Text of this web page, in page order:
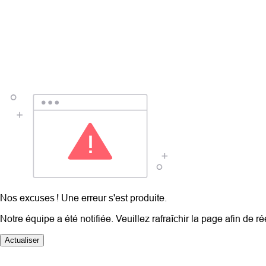
Nos excuses ! Une erreur s'est produite.
Notre équipe a été notifiée. Veuillez rafraîchir la page afin de
Actualiser